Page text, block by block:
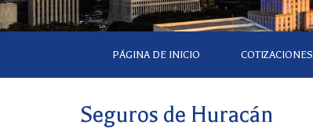
PÁGINA DE INICIO COTIZACIONES
Seguros de Huracán